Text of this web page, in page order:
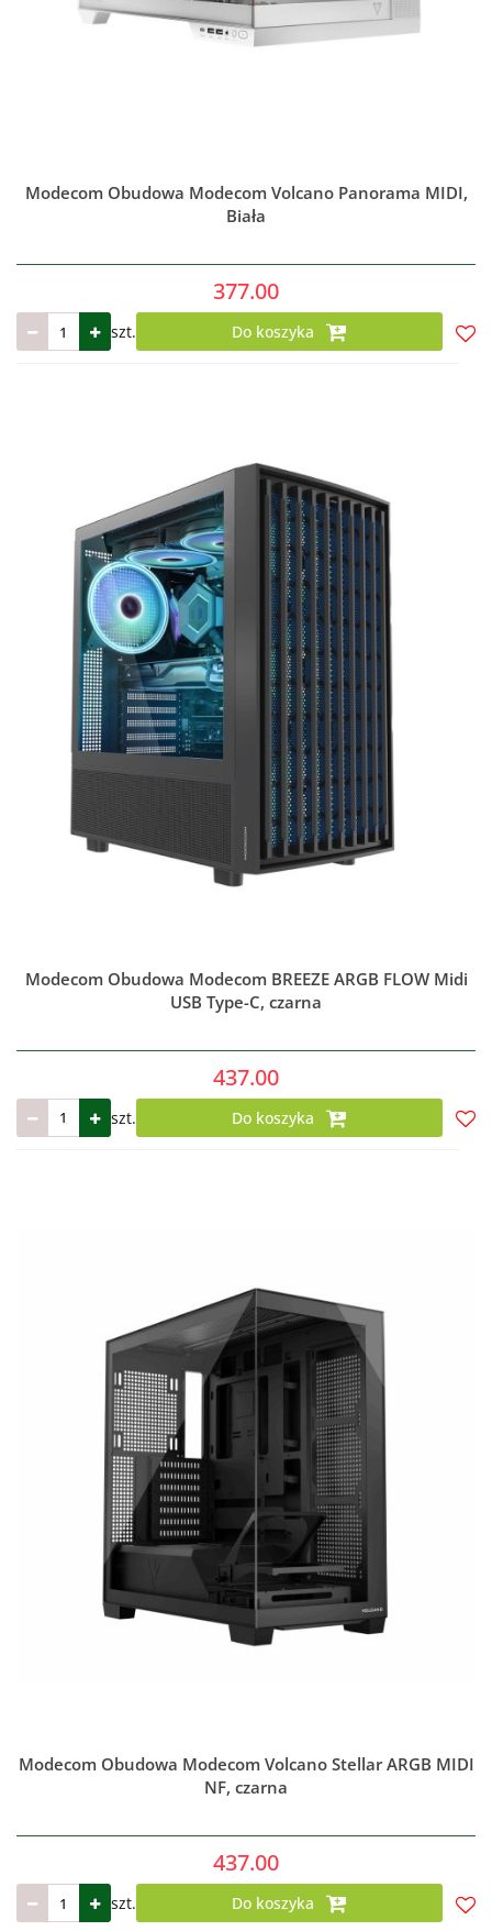
Modecom Obudowa Modecom Volcano Panorama MIDI,
Biała
377.00
szt. Do koszyka
Modecom Obudowa Modecom BREEZE ARGB FLOW Midi
USB Type-C, czarna
437.00
szt. Do koszyka
Modecom Obudowa Modecom Volcano Stellar ARGB MIDI
NF, czarna
437.00
szt. Do koszyka